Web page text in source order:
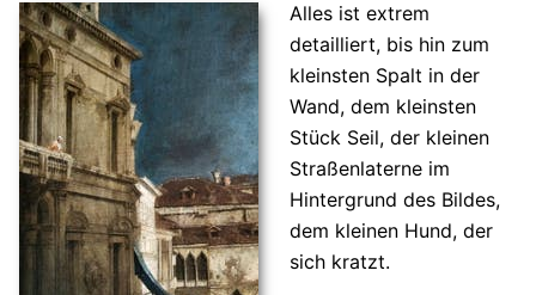
Alles ist extrem
detailliert, bis hin zum
kleinsten Spalt in der
Wand, dem kleinsten
Stück Seil, der kleinen
Straßenlaterne im
Hintergrund des Bildes,
dem kleinen Hund, der
sich kratzt.